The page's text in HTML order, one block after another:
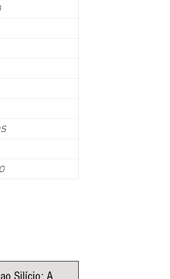
Silício: A
tecnologia transforma a forma de
muscular, esteira tecnológica e inteligência de dados
qualidade de vida em menos tempo.